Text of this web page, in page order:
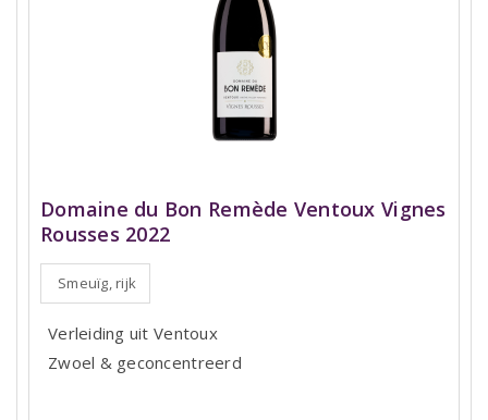
Domaine du Bon Remède Ventoux Vignes
Rousses 2022
Smeuïg, rijk
Verleiding uit Ventoux
Zwoel & geconcentreerd